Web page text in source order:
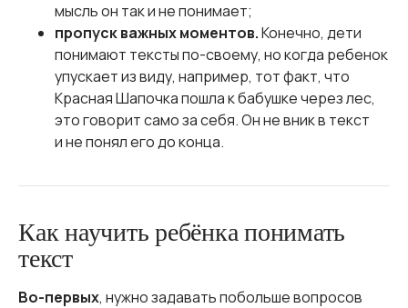
мысль он так и не понимает;
пропуск важных моментов.Конечно, дети
понимают тексты по-своему, но когда ребенок
упускает из виду, например, тот факт, что
Красная Шапочка пошла к бабушке через лес,
это говорит само за себя. Он не вник в текст
и не понял его до конца.
Как научить ребёнка понимать
текст
Во-первых, нужно задавать побольше вопросов